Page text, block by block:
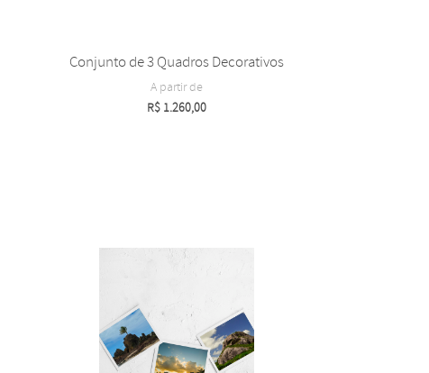
Conjunto de 3 Quadros Decorativos
A partir de
R$ 1.260,00